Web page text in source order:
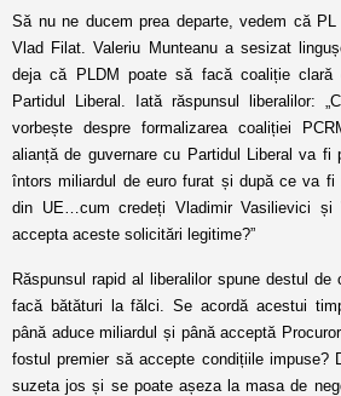
Să nu ne ducem prea departe, vedem că
Vlad Filat. Valeriu Munteanu a sesizat
deja că PLDM poate să facă coaliție
Partidul Liberal. Iată răspunsul liberalilor:
vorbește despre formalizarea coaliției
alianță de guvernare cu Partidul Liberal va fi
întors miliardul de euro furat și după ce va fi
din UE…cum credeți Vladimir Vasilievici și
accepta aceste solicitări legitime?”
Răspunsul rapid al liberalilor spune destul
facă bătături la fălci. Se acordă acestui
până aduce miliardul și până acceptă
fostul premier să accepte condițiile impuse?
suzeta jos și se poate așeza la masa de